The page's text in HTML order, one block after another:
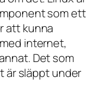
som ett
att kunna
internet,
Det som
är släppt under